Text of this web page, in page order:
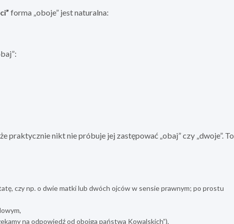
forma „oboje” jest naturalna:
praktycznie nikt nie próbuje jej zastępować „obaj” czy „dwoje”. To
czy np. o dwie matki lub dwóch ojców w sensie prawnym; po prostu
na odpowiedź od obojga państwa Kowalskich”),